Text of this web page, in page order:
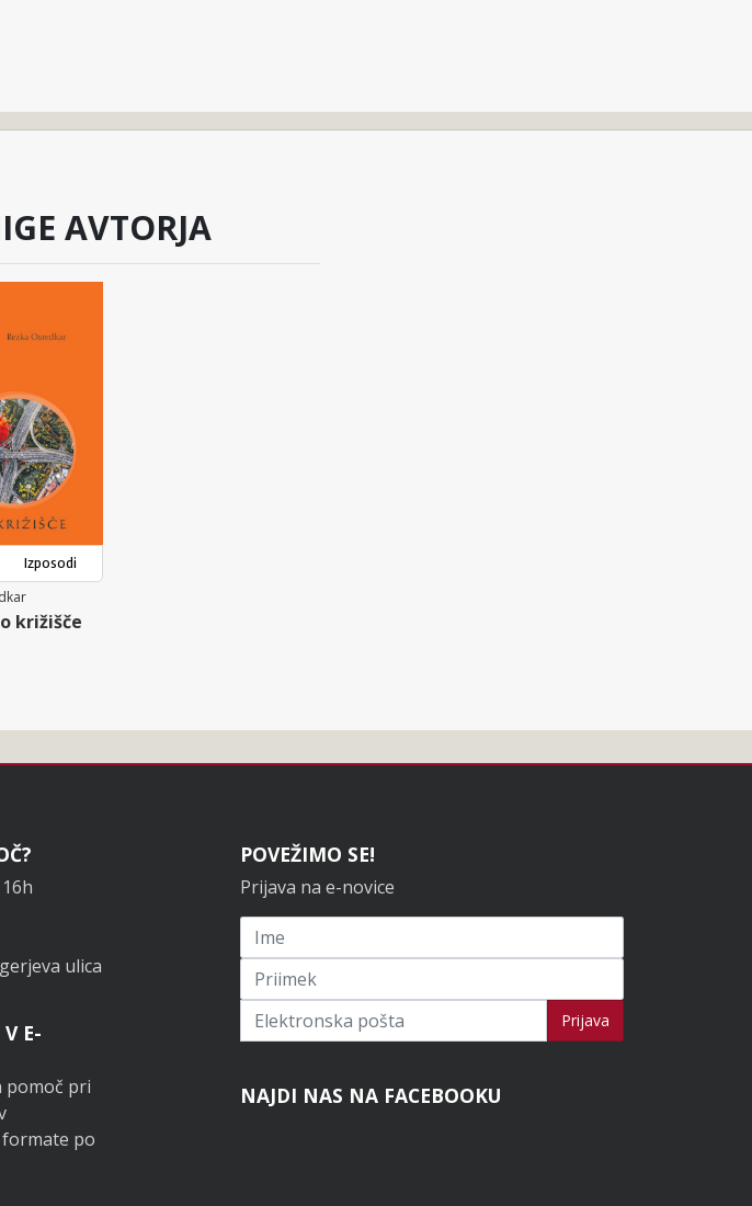
AVTORJA
Izposodi
križišče
ulica
E-
pomoč pri
po
POVEŽIMO SE!
Prijava na e-novice
Prijavi se na novice Prijava
NAJDI NAS NA FACEBOOKU